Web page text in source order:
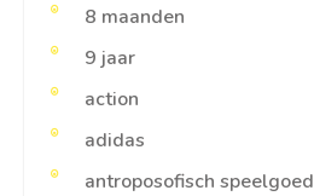
8 maanden
9 jaar
action
adidas
antroposofisch speelgoed